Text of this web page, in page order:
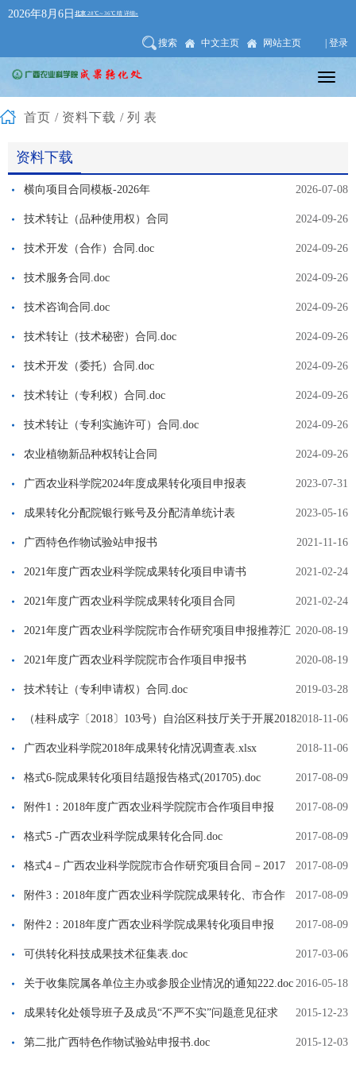
2026年8月6日
搜索 中文主页 网站主页 | 登录
首页 / 资料下载 /列表
资料下载
2026-07-08
横向项目合同模板-2026年
2024-09-26
技术转让（品种使用权）合同
2024-09-26
技术开发（合作）合同.doc
2024-09-26
技术服务合同.doc
2024-09-26
技术咨询合同.doc
2024-09-26
技术转让（技术秘密）合同.doc
2024-09-26
技术开发（委托）合同.doc
2024-09-26
技术转让（专利权）合同.doc
2024-09-26
技术转让（专利实施许可）合同.doc
2024-09-26
农业植物新品种权转让合同
2023-07-31
广西农业科学院2024年度成果转化项目申报表
2023-05-16
成果转化分配院银行账号及分配清单统计表
2021-11-16
广西特色作物试验站申报书
2021-02-24
2021年度广西农业科学院成果转化项目申请书
2021-02-24
2021年度广西农业科学院成果转化项目合同
2020-08-19
2021年度广西农业科学院院市合作研究项目申报推荐汇
总表（院市合作项目） 2020-08-19
2021年度广西农业科学院院市合作项目申报书
2019-03-28
技术转让（专利申请权）合同.doc
2018-11-06
（桂科成字〔2018〕103号）自治区科技厅关于开展2018
年广西科技成果转化大行动总结的通知.doc 2018-11-06
广西农业科学院2018年成果转化情况调查表.xlsx
2017-08-09
格式6-院成果转化项目结题报告格式(201705).doc
2017-08-09
附件1：2018年度广西农业科学院院市合作项目申报
书.doc 2017-08-09
格式5 -广西农业科学院成果转化合同.doc
2017-08-09
格式4－广西农业科学院院市合作研究项目合同－2017
版.doc 2017-08-09
附件3：2018年度广西农业科学院院成果转化、市合作
研究项目申报推荐汇总表.xls 2017-08-09
附件2：2018年度广西农业科学院成果转化项目申报
书.doc 2017-03-06
可供转化科技成果技术征集表.doc
2016-05-18
关于收集院属各单位主办或参股企业情况的通知222.doc
2015-12-23
成果转化处领导班子及成员“不严不实”问题意见征求
表.xls 2015-12-03
第二批广西特色作物试验站申报书.doc